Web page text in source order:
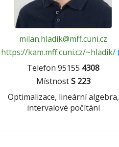
milan.hladik@mff.cuni.cz
https://kam.mff.cuni.cz/~hladik/
Telefon 95155 4308
MístnostS 223
Optimalizace, lineární algebra,
intervalové počítání